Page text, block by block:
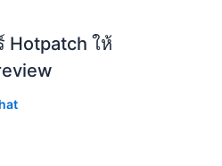
Hotpatch ให้